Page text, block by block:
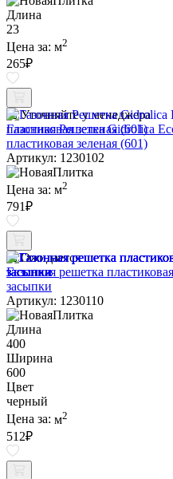
Длина
23
Цена за: м2
265₽
Уточняйте у менеджера
Газонная Решетка Gidrolica
пластиковая зеленая (601)
Артикул: 1230102
Цена за: м2
791₽
Ожидается
Газонная решетка
засыпки
Артикул: 1230110
Длина
400
Ширина
600
Цвет
черный
Цена за: м2
512₽